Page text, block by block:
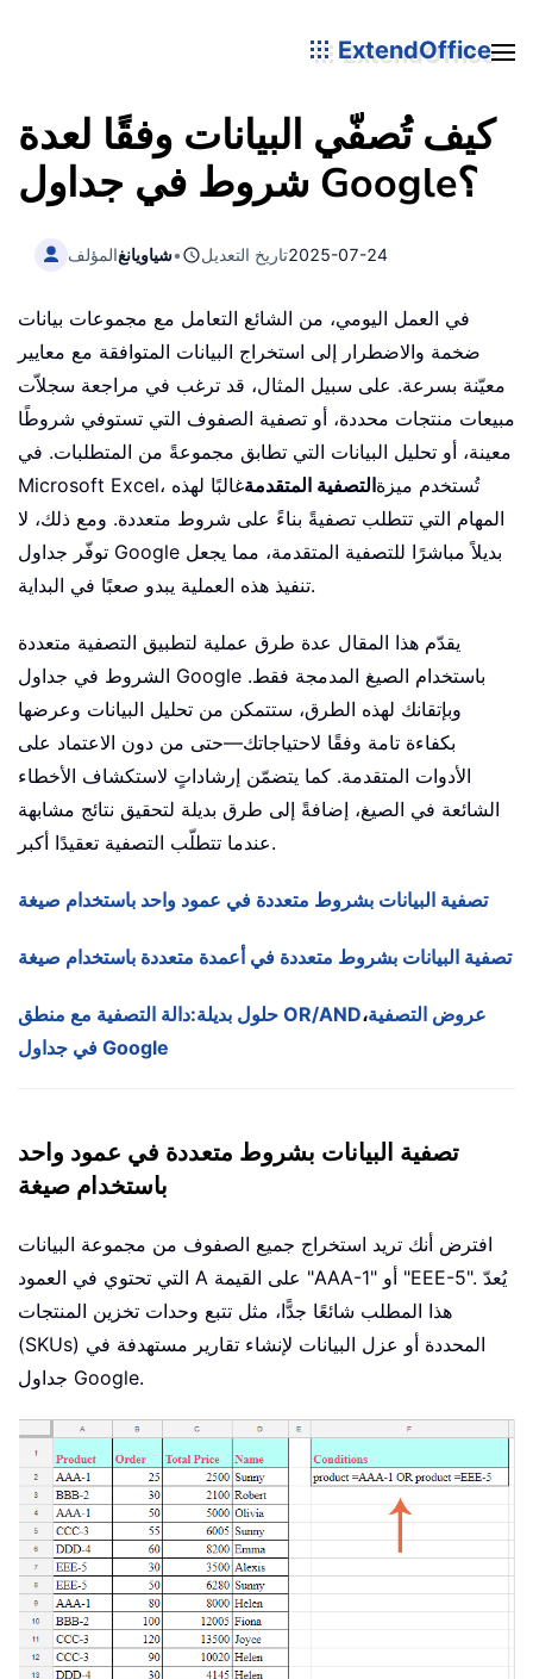
ExtendOffice
كيف تُصفّي البيانات وفقًا لعدة
شروط في جداول Google؟
المؤلفشياويانغ• تاريخ التعديل2025-07-24
في العمل اليومي، من الشائع التعامل مع مجموعات بيانات
ضخمة والاضطرار إلى استخراج البيانات المتوافقة مع معايير
معيّنة بسرعة. على سبيل المثال، قد ترغب في مراجعة سجلاّت
مبيعات منتجات محددة، أو تصفية الصفوف التي تستوفي شروطًا
معينة، أو تحليل البيانات التي تطابق مجموعةً من المتطلبات. في
Microsoft Excel، تُستخدم ميزةالتصفية المتقدمةغالبًا لهذه
المهام التي تتطلب تصفيةً بناءً على شروط متعددة. ومع ذلك، لا
توفّر جداول Google بديلاً مباشرًا للتصفية المتقدمة، مما يجعل
تنفيذ هذه العملية يبدو صعبًا في البداية.
يقدّم هذا المقال عدة طرق عملية لتطبيق التصفية متعددة
الشروط في جداول Google باستخدام الصيغ المدمجة فقط.
وبإتقانك لهذه الطرق، ستتمكن من تحليل البيانات وعرضها
بكفاءة تامة وفقًا لاحتياجاتك—حتى من دون الاعتماد على
الأدوات المتقدمة. كما يتضمّن إرشاداتٍ لاستكشاف الأخطاء
الشائعة في الصيغ، إضافةً إلى طرق بديلة لتحقيق نتائج مشابهة
عندما تتطلّب التصفية تعقيدًا أكبر.
تصفية البيانات بشروط متعددة في عمود واحد باستخدام صيغة
تصفية البيانات بشروط متعددة في أعمدة متعددة باستخدام صيغة
حلول بديلة: دالة التصفية مع منطق OR/AND،عروض التصفية
في جداول Google
تصفية البيانات بشروط متعددة في عمود واحد
باستخدام صيغة
افترض أنك تريد استخراج جميع الصفوف من مجموعة البيانات
التي تحتوي في العمود A على القيمة "AAA-1" أو "EEE-5". يُعدّ
هذا المطلب شائعًا جدًّا، مثل تتبع وحدات تخزين المنتجات
(SKUs) المحددة أو عزل البيانات لإنشاء تقارير مستهدفة في
جداول Google.